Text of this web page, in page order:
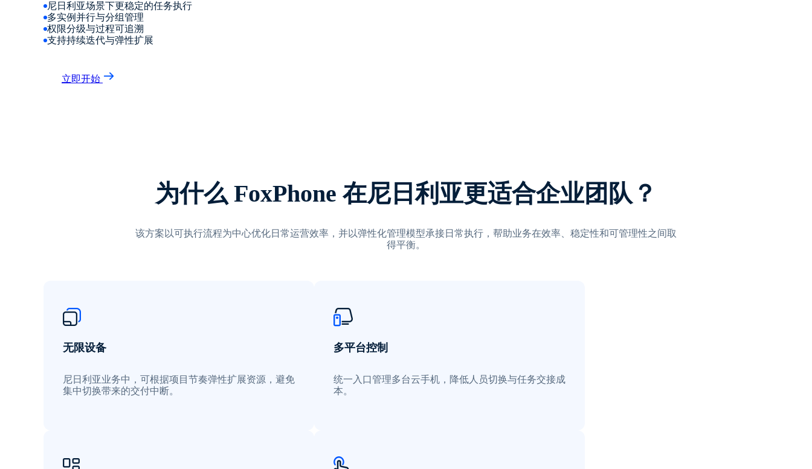
尼日利亚场景下更稳定的任务执行
多实例并行与分组管理
权限分级与过程可追溯
支持持续迭代与弹性扩展
立即开始
为什么 FoxPhone 在尼日利亚更适合企业团队？
该方案以可执行流程为中心优化日常运营效率，并以弹性化管理模型承接日常执行，帮助业务在效率、稳定性和可管理性之间取
得平衡。
无限设备
尼日利亚业务中，可根据项目节奏弹性扩展资源，避免
集中切换带来的交付中断。
多平台控制
统一入口管理多台云手机，降低人员切换与任务交接成
本。